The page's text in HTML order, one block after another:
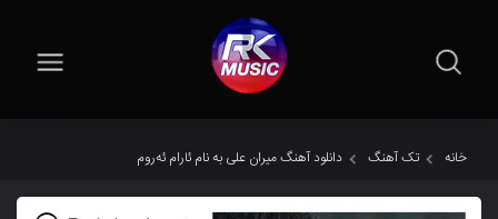
خانه تک آهنگ دانلود آهنگ میران علی به نام ئارام ئەروم